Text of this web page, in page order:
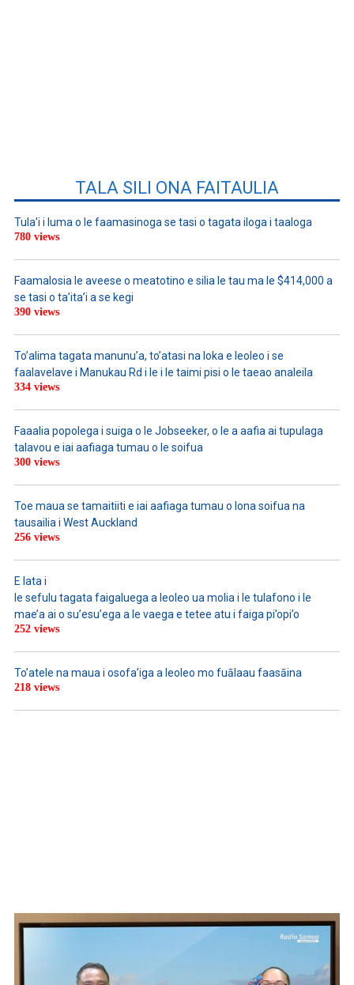
TALA SILI ONA FAITAULIA
Tula’i i luma o le faamasinoga se tasi o tagata iloga i taaloga
780 views
Faamalosia le aveese o meatotino e silia le tau ma le $414,000 a
se tasi o ta’ita’i a se kegi
390 views
To’alima tagata manunu’a, to’atasi na loka e leoleo i se
faalavelave i Manukau Rd i le i le taimi pisi o le taeao analeila
334 views
Faaalia popolega i suiga o le Jobseeker, o le a aafia ai tupulaga
talavou e iai aafiaga tumau o le soifua
300 views
Toe maua se tamaitiiti e iai aafiaga tumau o lona soifua na
tausailia i West Auckland
256 views
E lata i
le sefulu tagata faigaluega a leoleo ua molia i le tulafono i le
mae’a ai o su’esu’ega a le vaega e tetee atu i faiga pi’opi’o
252 views
To’atele na maua i osofa’iga a leoleo mo fuālaau faasāina
218 views